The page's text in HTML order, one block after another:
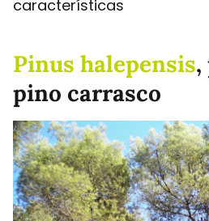
características
Pinus halepensis,
pino carrasco